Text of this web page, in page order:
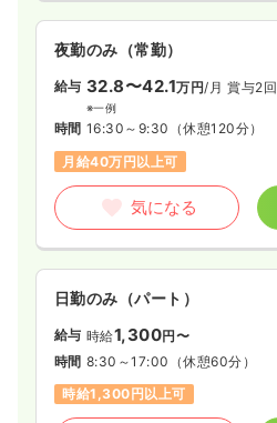
夜勤のみ（常勤）
給与 32.8〜42.1万円/月 賞与2回
※一例
時間 16:30～9:30 （休憩120分）
月給40万円以上可
気になる
日勤のみ（パート）
給与 時給1,300円〜
時間 8:30～17:00 （休憩60分）
時給1,300円以上可